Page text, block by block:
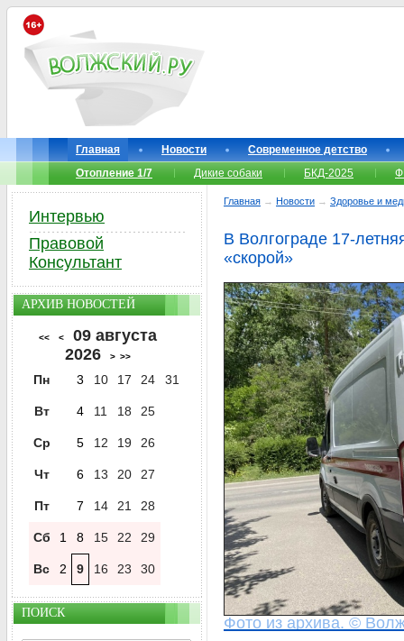
Главная Новости
Современное детство
Отопление 1/7
Дикие собаки БКД-2025
Главная → Новости → Здоровье и
В Волгограде 17-
«скорой»
Фото из архива. ©
Интервью
Правовой
Консультант
АРХИВ НОВОСТЕЙ
<< <
09 августа
2026
> >>
Пн 3 10 17 24 31
Вт 4 11 18 25
Ср 5 12 19 26
Чт 6 13 20 27
Пт 7 14 21 28
Сб 1 8 15 22 29
Вс 2 9 16 23 30
ПОИСК